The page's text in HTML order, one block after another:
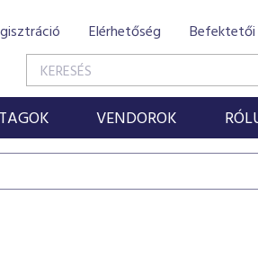
Elérhetőség
VENDOROK